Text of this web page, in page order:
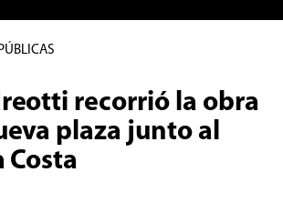
recorrió la obra
plaza junto al
Costa